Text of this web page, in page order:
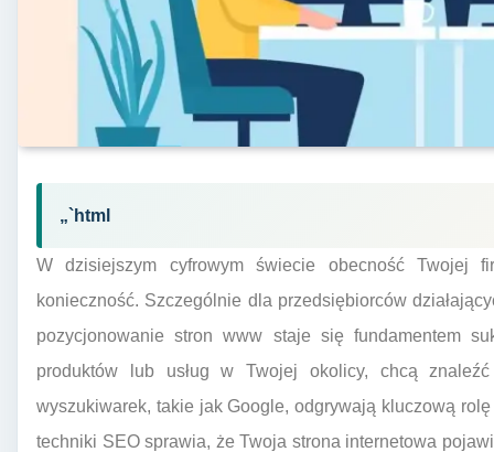
„`html
W dzisiejszym cyfrowym świecie obecność
konieczność. Szczególnie dla przedsiębiorców
pozycjonowanie stron www staje się fundamentem
produktów lub usług w Twojej okolicy, chcą
wyszukiwarek, takie jak Google, odgrywają kluczową
techniki SEO sprawia, że Twoja strona internetowa